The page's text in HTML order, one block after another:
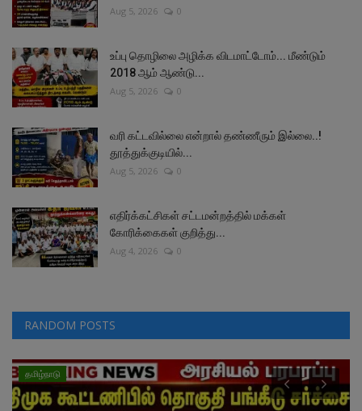
Aug 5, 2026 0
உப்பு தொழிலை அழிக்க விடமாட்டோம்... மீண்டும்
2018 ஆம் ஆண்டு...
Aug 5, 2026 0
வரி கட்டவில்லை என்றால் தண்ணீரும் இல்லை..!
தூத்துக்குடியில்...
Aug 5, 2026 0
எதிர்க்கட்சிகள் சட்டமன்றத்தில் மக்கள்
கோரிக்கைகள் குறித்து...
Aug 4, 2026 0
RANDOM POSTS
தமிழ்நாடு